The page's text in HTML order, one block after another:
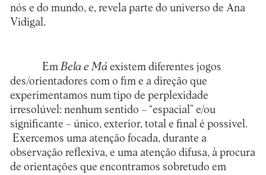
nós e do mundo, e, revela parte do universo de Ana
Vidigal.
EmBela e Máexistem diferentes jogos
des/orientadores com o fim e a direção que
experimentamos num tipo de perplexidade
irresolúvel: nenhum sentido – “espacial” e/ou
significante – único, exterior, total e final é possível.
Exercemos uma atenção focada, durante a
observação reflexiva, e uma atenção difusa, à procura
de orientações que encontramos sobretudo em